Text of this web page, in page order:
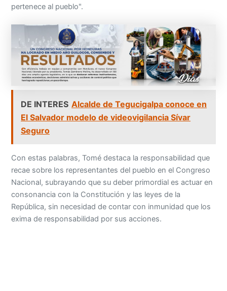
pertenece al pueblo".
DE INTERES Alcalde de Tegucigalpa conoce en
El Salvador modelo de videovigilancia Sívar
Seguro
Con estas palabras, Tomé destaca la responsabilidad que
recae sobre los representantes del pueblo en el Congreso
Nacional, subrayando que su deber primordial es actuar en
consonancia con la Constitución y las leyes de la
República, sin necesidad de contar con inmunidad que los
exima de responsabilidad por sus acciones.